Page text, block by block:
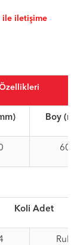
ile iletişime
Boy
60
Koli Adet
Rulo